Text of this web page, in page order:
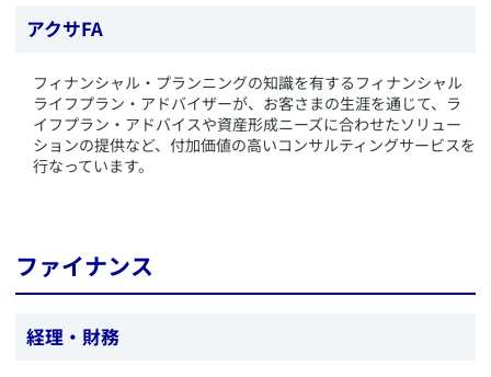
アクサFA
​フィナンシャル・プランニングの知識を有するフィナンシャル
ライフプラン・アドバイザーが、お客さまの生涯を通じて、ラ
イフプラン・アドバイスや資産形成ニーズに合わせたソリュー
ションの提供など、付加価値の高いコンサルティングサービスを
行なっています。
ファイナンス
経理・財務